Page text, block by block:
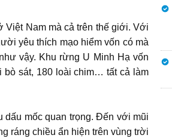
Nam mà cả trên thế giới. Với
yêu thích mạo hiểm vốn có mà
vậy. Khu rừng U Minh Hạ vốn
bò sát, 180 loài chim… tất cả làm
mốc quan trọng. Đến với mũi
ráng chiều ẩn hiện trên vùng trời